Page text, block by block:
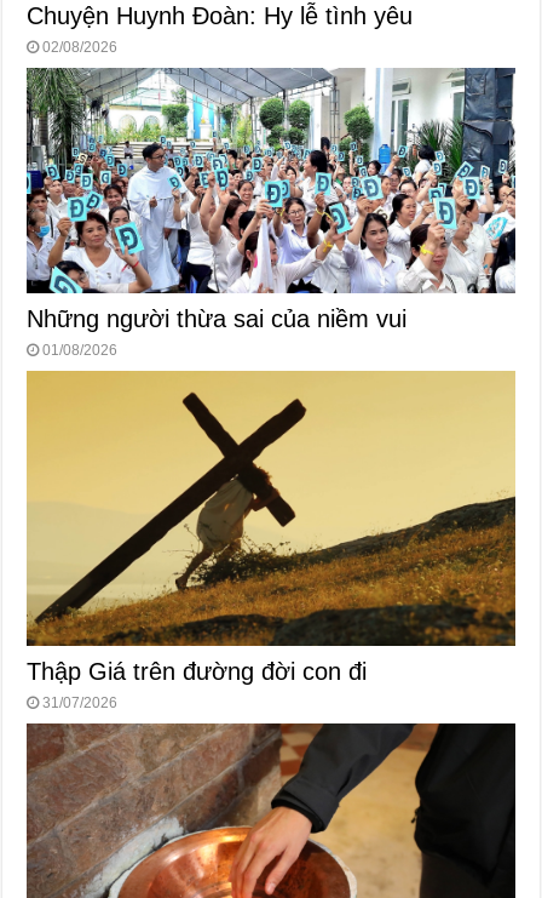
Chuyện Huynh Đoàn: Hy lễ tình yêu
02/08/2026
Những người thừa sai của niềm vui
01/08/2026
Thập Giá trên đường đời con đi
31/07/2026